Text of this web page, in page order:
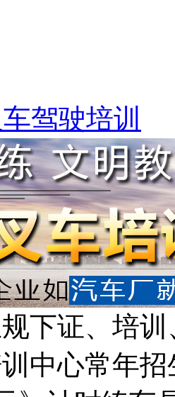
驾驶培训
下证、培
中心常年